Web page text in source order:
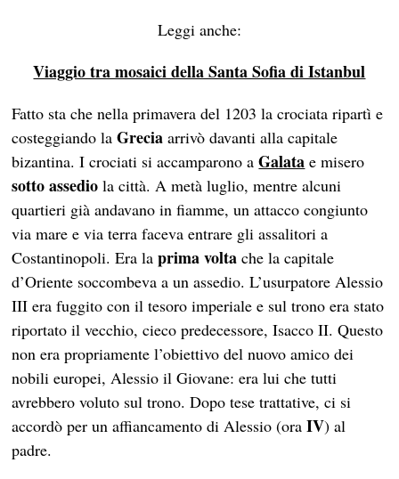
Leggi anche:
Viaggio tra mosaici della Santa Sofia di Istanbul
Fatto sta che nella primavera del 1203 la crociata ripartì e
costeggiando laGrecia arrivò davanti alla capitale
bizantina. I crociati si accamparono aGalata e misero
sotto assedio la città. A metà luglio, mentre alcuni
quartieri già andavano in fiamme, un attacco congiunto
via mare e via terra faceva entrare gli assalitori a
Costantinopoli. Era laprima volta che la capitale
d’Oriente soccombeva a un assedio. L’usurpatore Alessio
III era fuggito con il tesoro imperiale e sul trono era stato
riportato il vecchio, cieco predecessore, Isacco II. Questo
non era propriamente l’obiettivo del nuovo amico dei
nobili europei, Alessio il Giovane: era lui che tutti
avrebbero voluto sul trono. Dopo tese trattative, ci si
accordò per un affiancamento di Alessio (oraIV) al
padre.